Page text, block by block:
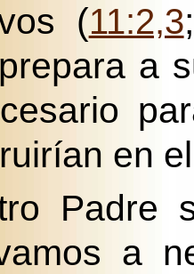
(11:2,3
a
en
Padre
a